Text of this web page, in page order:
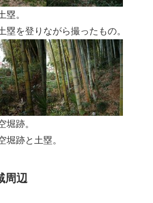
塁。
塁を登りながら撮ったもの。
堀跡。
堀跡と土塁。
周辺